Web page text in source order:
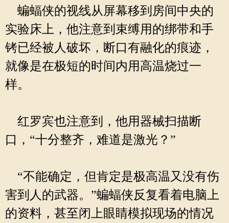
蝙蝠侠的视线从屏幕移到房间中央的
实验床上，他注意到束缚用的绑带和手
铐已经被人破坏，断口有融化的痕迹，
就像是在极短的时间内用高温烧过一
样。
红罗宾也注意到，他用器械扫描断
口，“十分整齐，难道是激光？”
“不能确定，但肯定是极高温又没有伤
害到人的武器。”蝙蝠侠反复看着电脑上
的资料，甚至闭上眼睛模拟现场的情况